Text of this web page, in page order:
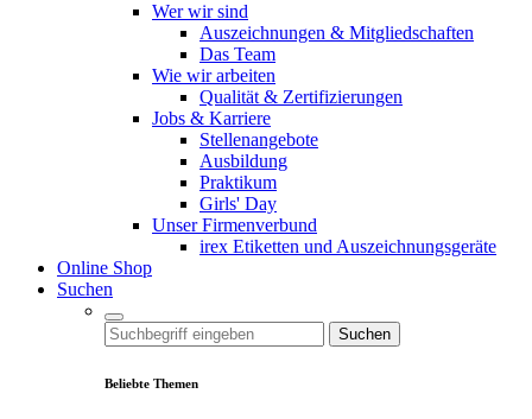
Wer wir sind
Auszeichnungen & Mitgliedschaften
Das Team
Wie wir arbeiten
Qualität & Zertifizierungen
Jobs & Karriere
Stellenangebote
Ausbildung
Praktikum
Girls' Day
Unser Firmenverbund
irex Etiketten und Auszeichnungsgeräte
Online Shop
Suchen
Suchen
Beliebte Themen